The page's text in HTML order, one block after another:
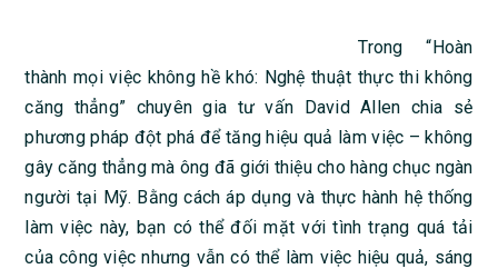
Trong “Hoàn
thành mọi việc không hề khó: Nghệ thuật thực thi không
căng thẳng” chuyên gia tư vấn David Allen chia sẻ
phương pháp đột phá để tăng hiệu quả làm việc – không
gây căng thẳng mà ông đã giới thiệu cho hàng chục ngàn
người tại Mỹ. Bằng cách áp dụng và thực hành hệ thống
làm việc này, bạn có thể đối mặt với tình trạng quá tải
của công việc nhưng vẫn có thể làm việc hiệu quả, sáng